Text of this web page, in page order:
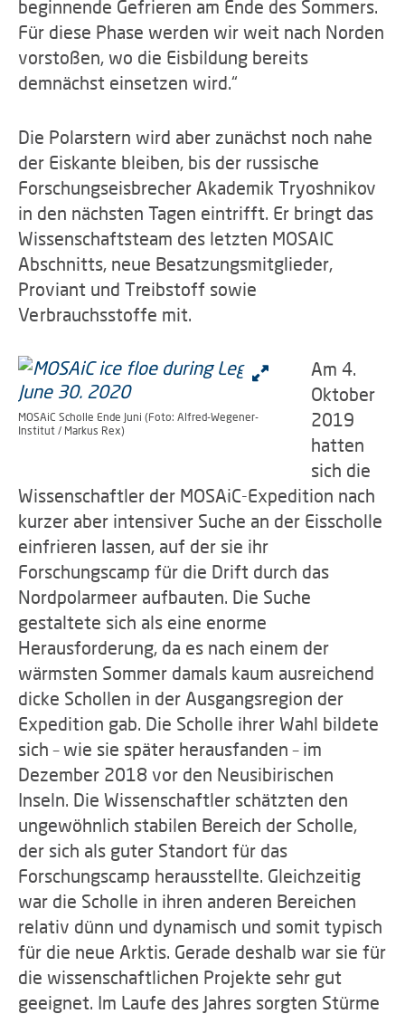
beginnende Gefrieren am Ende des Sommers.
Für diese Phase werden wir weit nach Norden
vorstoßen, wo die Eisbildung bereits
demnächst einsetzen wird.“
Die Polarstern wird aber zunächst noch nahe
der Eiskante bleiben, bis der russische
Forschungseisbrecher Akademik Tryoshnikov
in den nächsten Tagen eintrifft. Er bringt das
Wissenschaftsteam des letzten MOSAIC
Abschnitts, neue Besatzungsmitglieder,
Proviant und Treibstoff sowie
Verbrauchsstoffe mit.
MOSAiC Scholle Ende Juni (Foto: Alfred-Wegener-
Institut / Markus Rex)
Am 4.
Oktober
2019
hatten
sich die
Wissenschaftler der MOSAiC-Expedition nach
kurzer aber intensiver Suche an der Eisscholle
einfrieren lassen, auf der sie ihr
Forschungscamp für die Drift durch das
Nordpolarmeer aufbauten. Die Suche
gestaltete sich als eine enorme
Herausforderung, da es nach einem der
wärmsten Sommer damals kaum ausreichend
dicke Schollen in der Ausgangsregion der
Expedition gab. Die Scholle ihrer Wahl bildete
sich – wie sie später herausfanden – im
Dezember 2018 vor den Neusibirischen
Inseln. Die Wissenschaftler schätzten den
ungewöhnlich stabilen Bereich der Scholle,
der sich als guter Standort für das
Forschungscamp herausstellte. Gleichzeitig
war die Scholle in ihren anderen Bereichen
relativ dünn und dynamisch und somit typisch
für die neue Arktis. Gerade deshalb war sie für
die wissenschaftlichen Projekte sehr gut
geeignet. Im Laufe des Jahres sorgten Stürme